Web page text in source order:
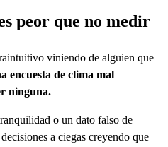
peor que no medir
viniendo de alguien que
encuesta de clima mal
ninguna.
o un dato falso de
a ciegas creyendo que